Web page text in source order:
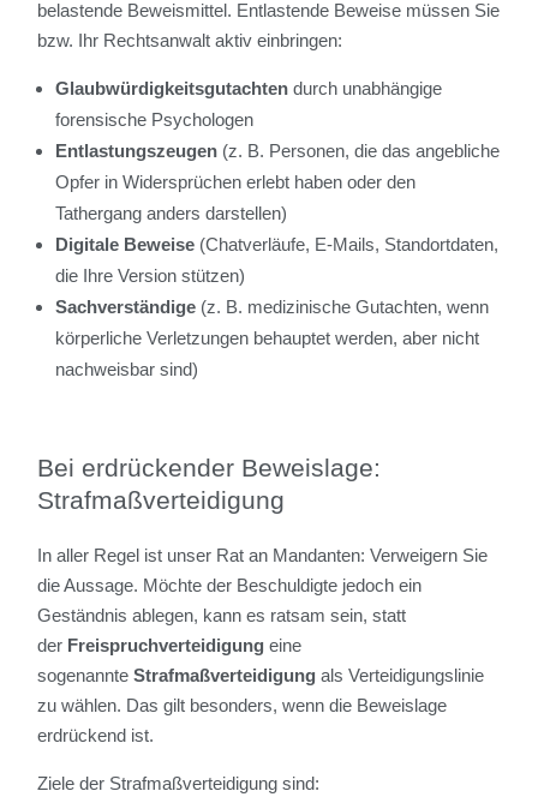
belastende Beweismittel. Entlastende Beweise müssen Sie
bzw. Ihr Rechtsanwalt aktiv einbringen:
Glaubwürdigkeitsgutachtendurch unabhängige
forensische Psychologen
Entlastungszeugen (z. B. Personen, die das angebliche
Opfer in Widersprüchen erlebt haben oder den
Tathergang anders darstellen)
Digitale Beweise (Chatverläufe, E-Mails, Standortdaten,
die Ihre Version stützen)
Sachverständige (z. B. medizinische Gutachten, wenn
körperliche Verletzungen behauptet werden, aber nicht
nachweisbar sind)
Bei erdrückender Beweislage:
Strafmaßverteidigung
In aller Regel ist unser Rat an Mandanten: Verweigern Sie
die Aussage. Möchte der Beschuldigte jedoch ein
Geständnis ablegen, kann es ratsam sein, statt
der Freispruchverteidigung eine
sogenannteStrafmaßverteidigung als Verteidigungslinie
zu wählen. Das gilt besonders, wenn die Beweislage
erdrückend ist.
Ziele der Strafmaßverteidigung sind: